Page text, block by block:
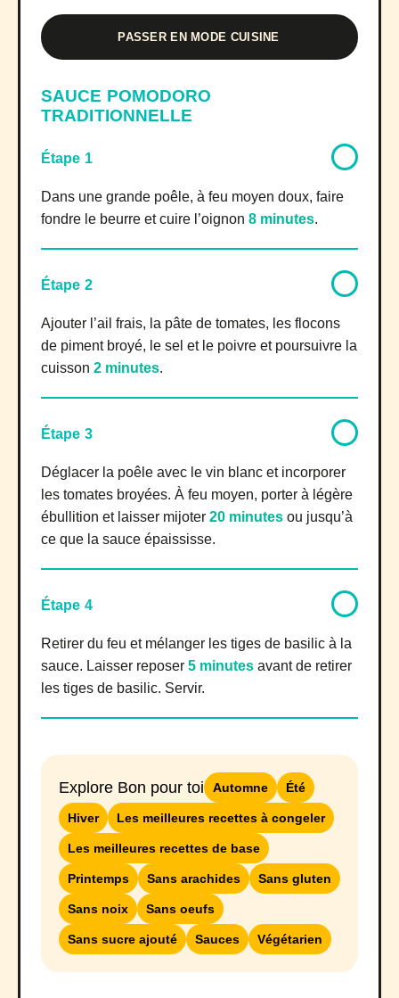
PASSER EN MODE CUISINE
SAUCE POMODORO
TRADITIONNELLE
Étape 1
Dans une grande poêle, à feu moyen doux, faire
fondre le beurre et cuire l’oignon 8 minutes.
Étape 2
Ajouter l’ail frais, la pâte de tomates, les flocons
de piment broyé, le sel et le poivre et poursuivre la
cuisson 2 minutes.
Étape 3
Déglacer la poêle avec le vin blanc et incorporer
les tomates broyées. À feu moyen, porter à légère
ébullition et laisser mijoter 20 minutes ou jusqu’à
ce que la sauce épaississe.
Étape 4
Retirer du feu et mélanger les tiges de basilic à la
sauce. Laisser reposer 5 minutes avant de retirer
les tiges de basilic. Servir.
Explore Bon pour toi Automne Été
Hiver Les meilleures recettes à congeler
Les meilleures recettes de base
Printemps Sans arachides Sans gluten
Sans noix Sans oeufs
Sans sucre ajouté Sauces Végétarien